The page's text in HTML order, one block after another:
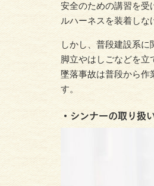
安全のための講習を受
ルハーネスを装着しな
しかし、普段建設系に
脚立やはしごなどを立
墜落事故は普段から作
す。
・シンナーの取り扱